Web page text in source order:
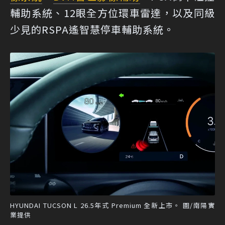
輔助系統、12眼全方位環車雷達，以及同級
少見的RSPA遙智慧停車輔助系統。
HYUNDAI TUCSON L 26.5年式 Premium 全新上市。 圖/南陽實
業提供